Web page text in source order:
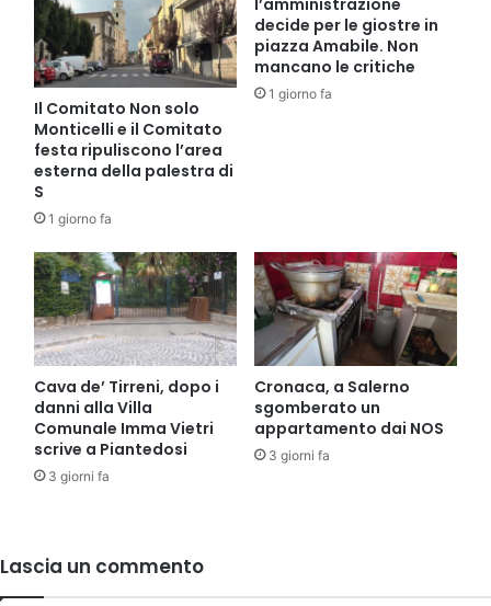
Il Comitato Non solo
Monticelli e il Comitato
festa ripuliscono l’area
esterna della palestra di
S
1 giorno fa
decide per le giostre in
piazza Amabile. Non
mancano le critiche
1 giorno fa
Cava de’ Tirreni, dopo i
danni alla Villa
Comunale Imma Vietri
scrive a Piantedosi
3 giorni fa
Cronaca, a Salerno
sgomberato un
appartamento dai NOS
3 giorni fa
Lascia un commento